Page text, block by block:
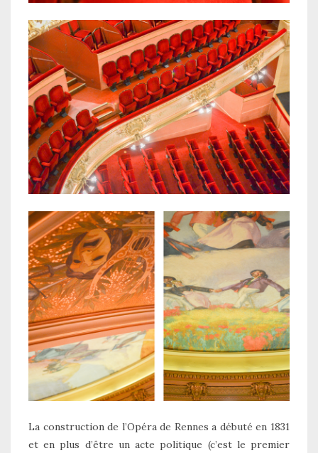
La construction de l’Opéra de Rennes a débuté en 1831
et en plus d’être un acte politique (c’est le premier